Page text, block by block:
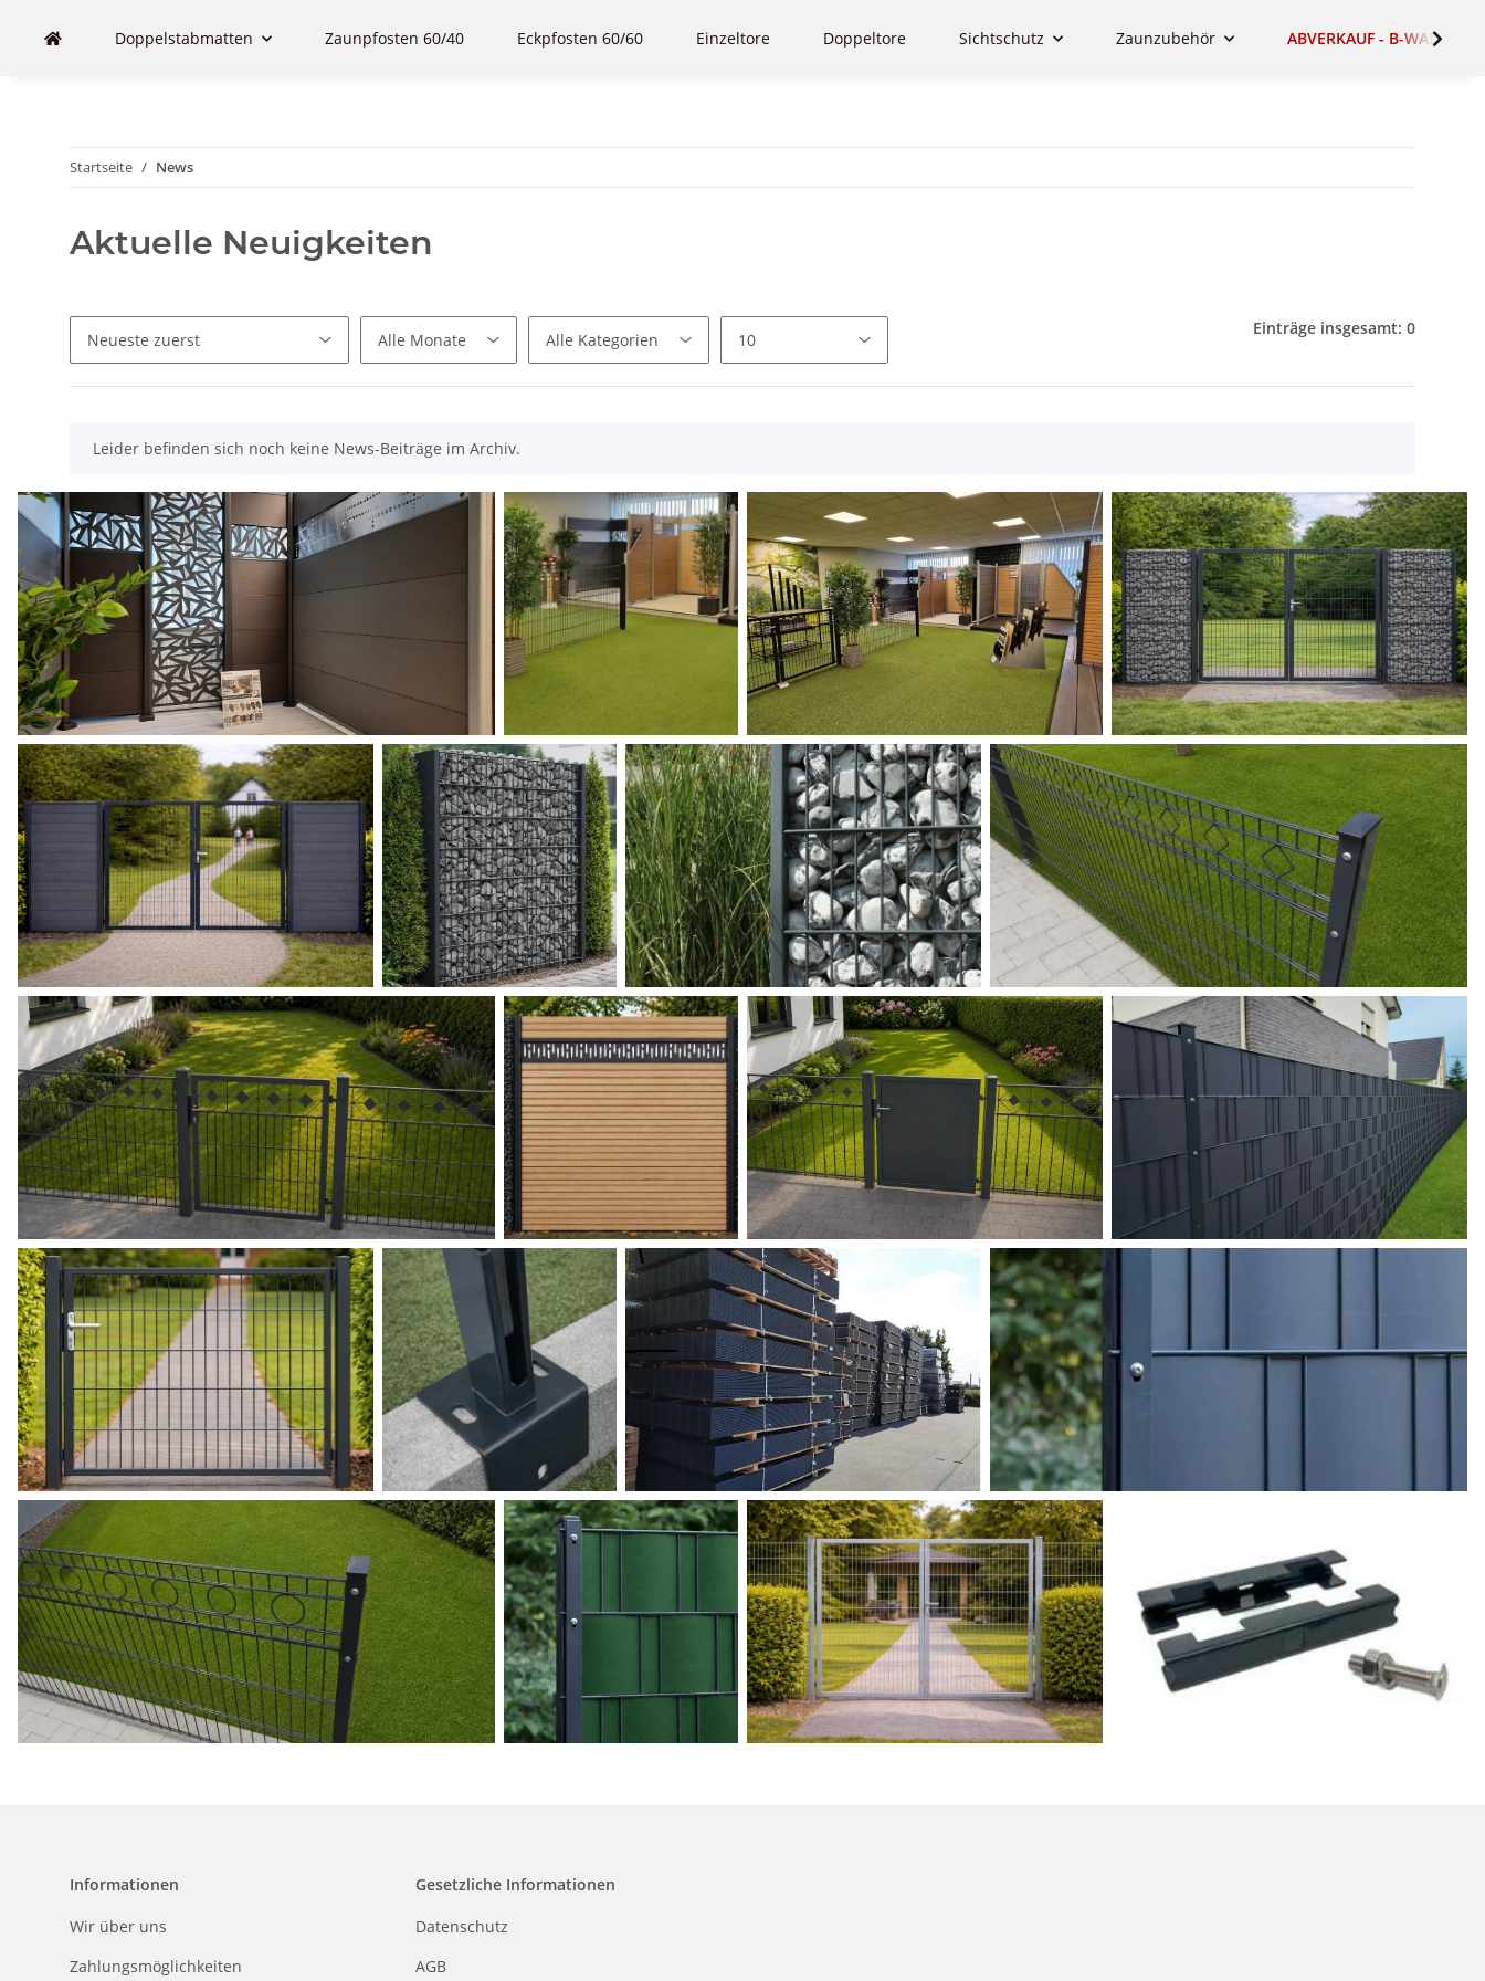
Doppelstabmatten Zaunpfosten 60/40 Eckpfosten 60/60 Einzeltore Doppeltore Sichtschutz Zaunzubehör ABVERKAUF - B-WARE -
Startseite News
Aktuelle Neuigkeiten
Einträge insgesamt: 0
xLeider befinden sich noch keine News-Beiträge im Archiv.
Informationen
Wir über uns
Zahlungsmöglichkeiten
Gesetzliche Informationen
Datenschutz
AGB